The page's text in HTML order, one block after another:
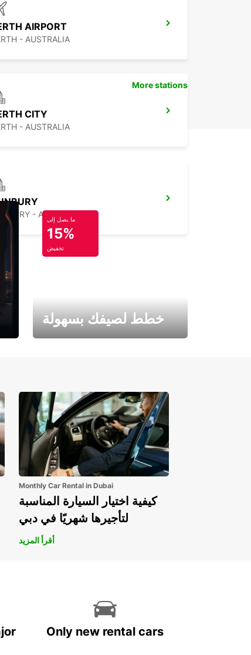
AIRPORT
- AUSTRALIA
CITY
- AUSTRALIA
- AUSTRALIA
More stations
ما يصل إلى
15%
تخفيض
خطط لصيفك بسهولة
Monthly Car Rental in Dubai
كيفية اختيار السيارة المناسبة
لتأجيرها شهريًا في دبي
أقرأ المزيد
Only new rental cars